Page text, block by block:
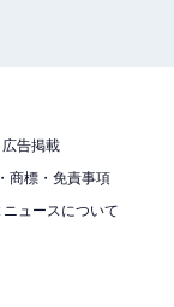
広告掲載
商標・免責事項
ュースについて